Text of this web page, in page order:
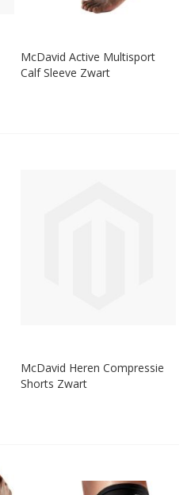
McDavid Active Multisport
Calf Sleeve Zwart
McDavid Heren Compressie
Shorts Zwart